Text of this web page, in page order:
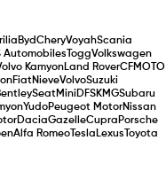
BydCheryVoyahScania
Automobiles ToggVolkswagen
KamyonLand RoverCFMOTO
FiatNieveVolvoSuzuki
SeatMini DFSKMGSubaru
YudoPeugeot MotorNissan
DaciaGazelleCupra Porsche
Alfa Romeo Tesla Lexus Toyota